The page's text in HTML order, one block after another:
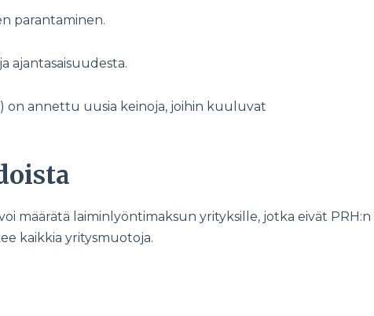
parantaminen.
ajantasaisuudesta.
annettu uusia keinoja, joihin kuuluvat
määrätä laiminlyöntimaksun yrityksille, jotka eivät PRH:n
kaikkia yritysmuotoja.